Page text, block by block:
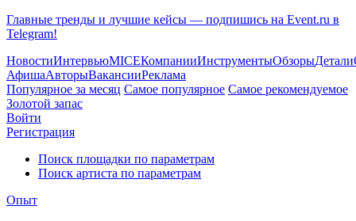
Главные тренды и лучшие кейсы — подпишись на Event.ru в
Telegram!
НовостиИнтервьюMICEКомпанииИнструментыОбзорыДетали
АфишаАвторыВакансииРеклама
Популярное за месяц Самое популярное Самое рекомендуемое
Золотой запас
Войти
Регистрация
Поиск площадки по параметрам
Поиск артиста по параметрам
Опыт